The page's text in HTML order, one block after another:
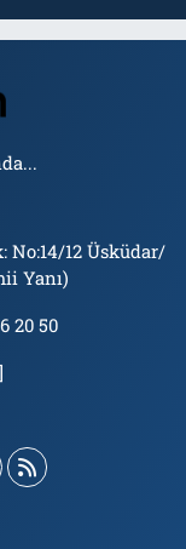
No:14/12 Üsküdar/
Yanı)
20 50